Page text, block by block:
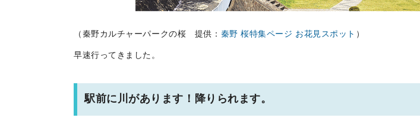
（秦野カルチャーパークの桜 提供： 秦野 桜特集ページ お花見スポット ）
早速行ってきました。
駅前に川があります！降りられます。